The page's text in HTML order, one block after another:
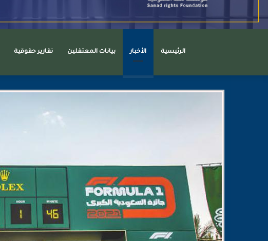
الرئيسية الأخبار بيانات المعتقلين تقارير حقوقية